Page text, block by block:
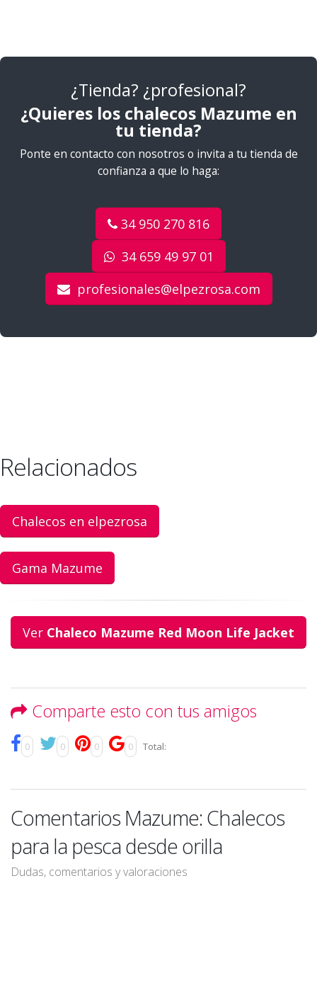
¿Tienda? ¿profesional?
¿Quieres los chalecos Mazume en
tu tienda?
Ponte en contacto con nosotros o invita a tu tienda de
confianza a que lo haga:
34 950 270 816
34 659 49 97 01
profesionales@elpezrosa.com
Relacionados
Chalecos en elpezrosa
Gama Mazume
Ver Chaleco Mazume Red Moon Life Jacket
Comparte esto con tus amigos
0 0 0 0 Total:
Comentarios Mazume: Chalecos
para la pesca desde orilla
Dudas, comentarios y valoraciones